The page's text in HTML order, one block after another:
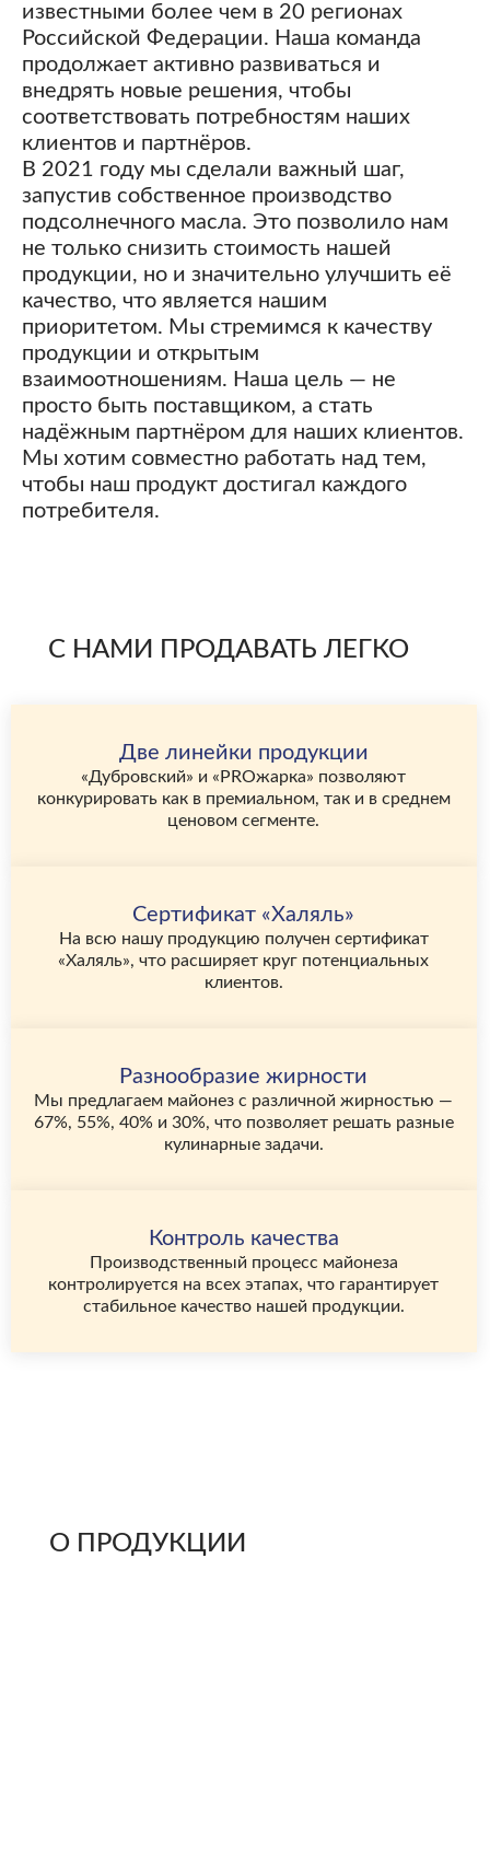
известными более чем в 20 регионах
Российской Федерации. Наша команда
продолжает активно развиваться и
внедрять новые решения, чтобы
соответствовать потребностям наших
клиентов и партнёров.
В 2021 году мы сделали важный шаг,
запустив собственное производство
подсолнечного масла. Это позволило нам
не только снизить стоимость нашей
продукции, но и значительно улучшить её
качество, что является нашим
приоритетом. Мы стремимся к качеству
продукции и открытым
взаимоотношениям. Наша цель — не
просто быть поставщиком, а стать
надёжным партнёром для наших клиентов.
Мы хотим совместно работать над тем,
чтобы наш продукт достигал каждого
потребителя.
С НАМИ ПРОДАВАТЬ ЛЕГКО
Две линейки продукции
«Дубровский» и «PROжарка» позволяют
конкурировать как в премиальном, так и в среднем
ценовом сегменте.
Сертификат «Халяль»
На всю нашу продукцию получен сертификат
«Халяль», что расширяет круг потенциальных
клиентов.
Разнообразие жирности
Мы предлагаем майонез с различной жирностью —
67%, 55%, 40% и 30%, что позволяет решать разные
кулинарные задачи.
Контроль качества
Производственный процесс майонеза
контролируется на всех этапах, что гарантирует
стабильное качество нашей продукции.
О ПРОДУКЦИИ